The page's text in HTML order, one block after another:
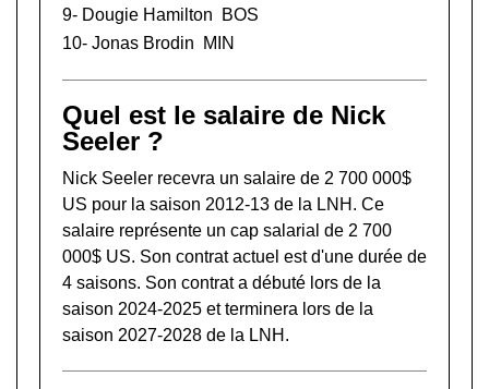
9- Dougie Hamilton
BOS
10- Jonas Brodin MIN
Quel est le salaire de Nick
Seeler ?
Nick Seeler recevra un salaire de 2 700 000$
US pour la saison 2012-13 de la LNH. Ce
salaire représente un cap salarial de 2 700
000$ US. Son contrat actuel est d'une durée de
4 saisons. Son contrat a débuté lors de la
saison 2024-2025 et terminera lors de la
saison 2027-2028 de la LNH.